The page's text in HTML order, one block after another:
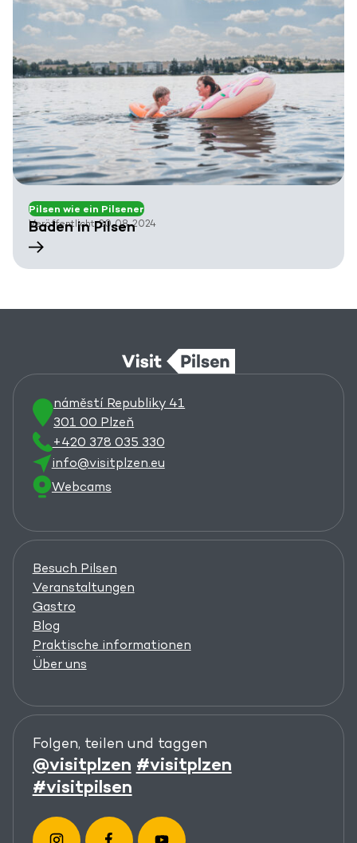
Pilsen wie ein Pilsener
Veröffentlicht: 20. 08. 2024
Baden in Pilsen
náměstí Republiky 41
301 00 Plzeň
+420 378 035 330
info@visitplzen.eu
Webcams
Besuch Pilsen
Veranstaltungen
Gastro
Blog
Praktische informationen
Über uns
Folgen, teilen und taggen
@visitplzen #visitplzen
#visitpilsen